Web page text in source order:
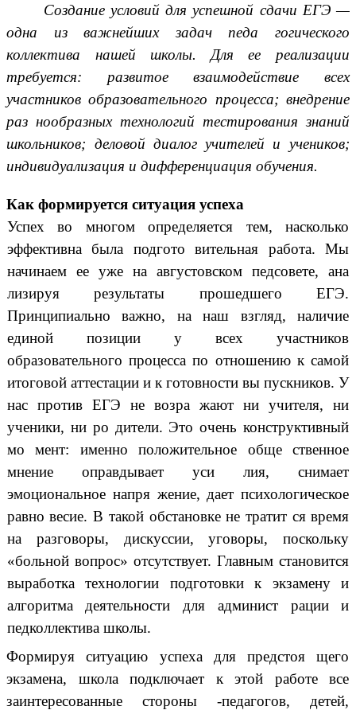
Создание условий для успешной сдачи ЕГЭ —
одна из важнейших задач педа гогического
коллектива нашей школы. Для ее реализации
требуется: развитое взаимодействие всех
участников образовательного процесса; внедрение
раз нообразных технологий тестирования знаний
школьников; деловой диалог учителей и учеников;
индивидуализация и дифференциация обучения.
Как формируется ситуация успеха
Успех во многом определяется тем, насколько
эффективна была подгото вительная работа. Мы
начинаем ее уже на августовском педсовете, ана
лизируя результаты прошедшего ЕГЭ.
Принципиально важно, на наш взгляд, наличие
единой позиции у всех участников
образовательного процесса по отношению к самой
итоговой аттестации и к готовности вы пускников. У
нас против ЕГЭ не возра жают ни учителя, ни
ученики, ни ро дители. Это очень конструктивный
мо мент: именно положительное обще ственное
мнение оправдывает уси лия, снимает
эмоциональное напря жение, дает психологическое
равно весие. В такой обстановке не тратит ся время
на разговоры, дискуссии, уговоры, поскольку
«больной вопрос» отсутствует. Главным становится
выработка технологии подготовки к экзамену и
алгоритма деятельности для админист рации и
педколлектива школы.
Формируя ситуацию успеха для предстоя щего
экзамена, школа подключает к этой работе все
заинтересованные стороны -педагогов, детей,